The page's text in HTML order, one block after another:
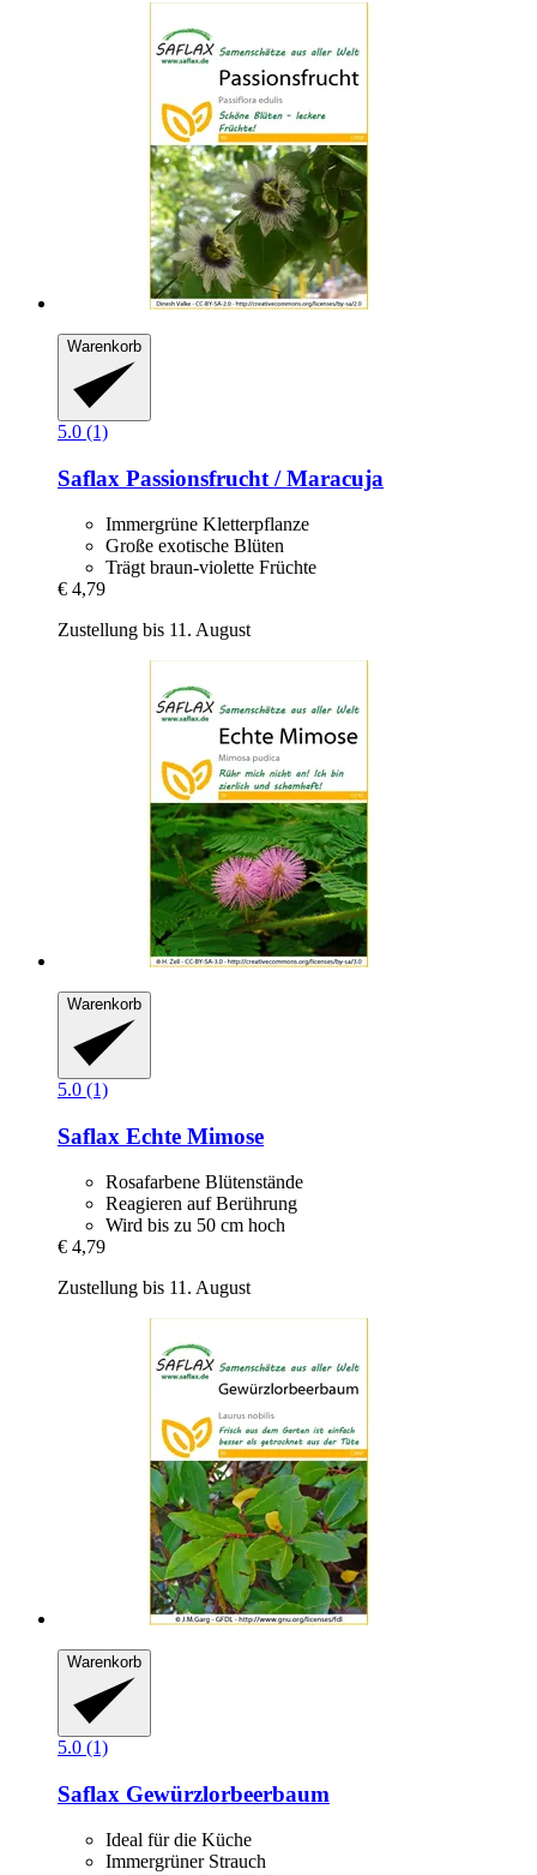
Warenkorb
5.0 (1)
Saflax Passionsfrucht / Maracuja
Immergrüne Kletterpflanze
Große exotische Blüten
Trägt braun-violette Früchte
€ 4,79
Zustellung bis 11. August
Warenkorb
5.0 (1)
Saflax Echte Mimose
Rosafarbene Blütenstände
Reagieren auf Berührung
Wird bis zu 50 cm hoch
€ 4,79
Zustellung bis 11. August
Warenkorb
5.0 (1)
Saflax Gewürzlorbeerbaum
Ideal für die Küche
Immergrüner Strauch